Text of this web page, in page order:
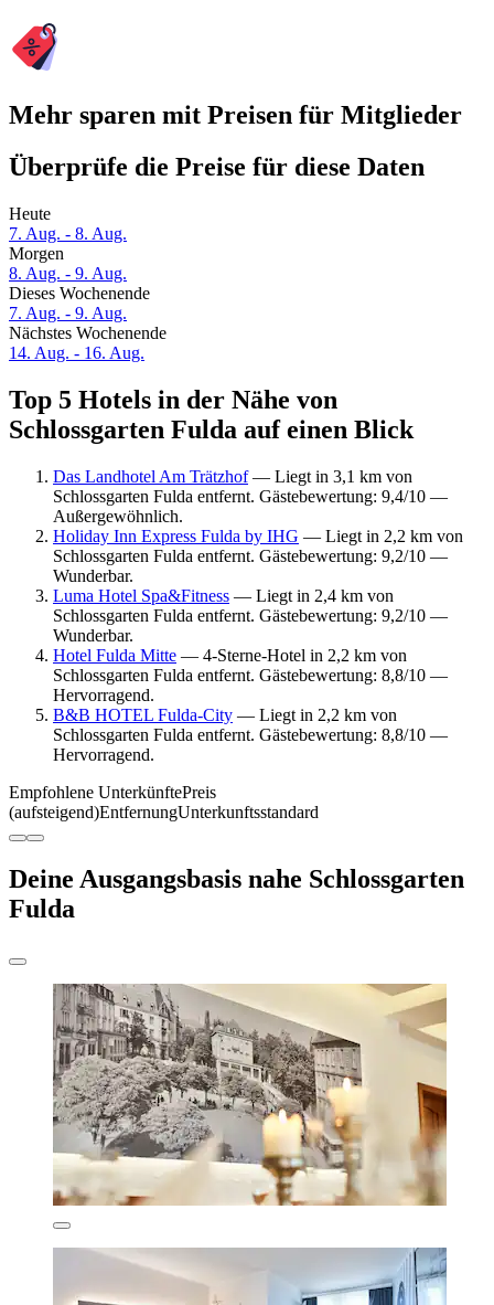
Mehr sparen mit Preisen für Mitglieder
Überprüfe die Preise für diese Daten
Heute
7. Aug. - 8. Aug.
Morgen
8. Aug. - 9. Aug.
Dieses Wochenende
7. Aug. - 9. Aug.
Nächstes Wochenende
14. Aug. - 16. Aug.
Top 5 Hotels in der Nähe von
Schlossgarten Fulda auf einen Blick
Das Landhotel Am Trätzhof— Liegt in 3,1 km von
Schlossgarten Fulda entfernt. Gästebewertung: 9,4/10 —
Außergewöhnlich.
Holiday Inn Express Fulda by IHG — Liegt in 2,2 km von
Schlossgarten Fulda entfernt. Gästebewertung: 9,2/10 —
Wunderbar.
Luma Hotel Spa&Fitness — Liegt in 2,4 km von
Schlossgarten Fulda entfernt. Gästebewertung: 9,2/10 —
Wunderbar.
Hotel Fulda Mitte — 4-Sterne-Hotel in 2,2 km von
Schlossgarten Fulda entfernt. Gästebewertung: 8,8/10 —
Hervorragend.
B&B HOTEL Fulda-City — Liegt in 2,2 km von
Schlossgarten Fulda entfernt. Gästebewertung: 8,8/10 —
Hervorragend.
Empfohlene UnterkünftePreis
(aufsteigend)EntfernungUnterkunftsstandard
Deine Ausgangsbasis nahe Schlossgarten
Fulda